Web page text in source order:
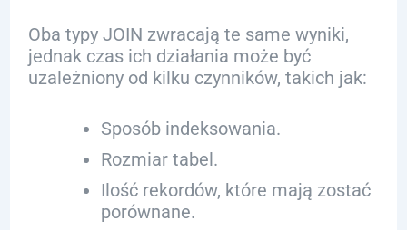
Oba typy JOIN zwracają te same wyniki,
jednak czas ich działania może być
uzależniony od kilku czynników, takich jak:
Sposób indeksowania.
Rozmiar tabel.
Ilość rekordów, które mają zostać
porównane.